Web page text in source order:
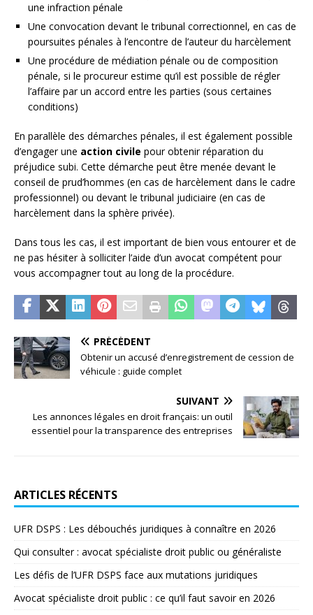
une infraction pénale
Une convocation devant le tribunal correctionnel, en cas de
poursuites pénales à l’encontre de l’auteur du harcèlement
Une procédure de médiation pénale ou de composition
pénale, si le procureur estime qu’il est possible de régler
l’affaire par un accord entre les parties (sous certaines
conditions)
En parallèle des démarches pénales, il est également possible
d’engager une action civile pour obtenir réparation du
préjudice subi. Cette démarche peut être menée devant le
conseil de prud’hommes (en cas de harcèlement dans le cadre
professionnel) ou devant le tribunal judiciaire (en cas de
harcèlement dans la sphère privée).
Dans tous les cas, il est important de bien vous entourer et de
ne pas hésiter à solliciter l’aide d’un avocat compétent pour
vous accompagner tout au long de la procédure.
PRÉCÉDENT
Obtenir un accusé d’enregistrement de cession de
véhicule : guide complet
SUIVANT
Les annonces légales en droit français: un outil
essentiel pour la transparence des entreprises
ARTICLES RÉCENTS
UFR DSPS : Les débouchés juridiques à connaître en 2026
Qui consulter : avocat spécialiste droit public ou généraliste
Les défis de l’UFR DSPS face aux mutations juridiques
Avocat spécialiste droit public : ce qu’il faut savoir en 2026